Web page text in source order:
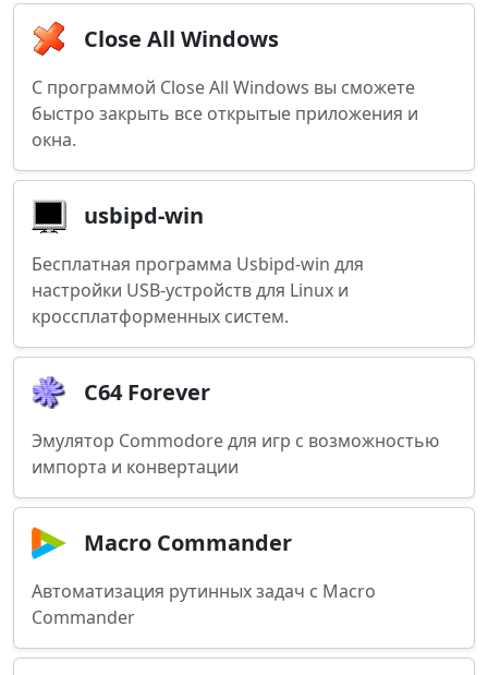
Close All Windows
С программой Close All Windows вы сможете
быстро закрыть все открытые приложения и
окна.
usbipd-win
Бесплатная программа Usbipd-win для
настройки USB-устройств для Linux и
кроссплатформенных систем.
C64 Forever
Эмулятор Commodore для игр с возможностью
импорта и конвертации
Macro Commander
Автоматизация рутинных задач с Macro
Commander